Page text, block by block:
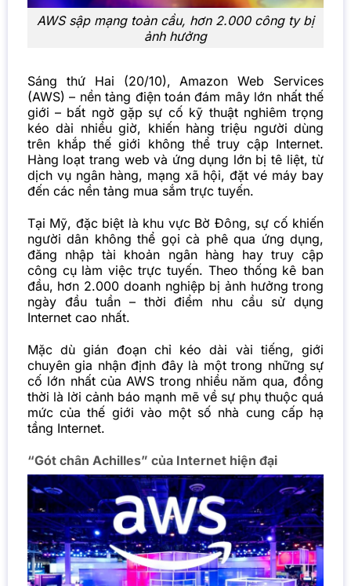
AWS sập mạng toàn cầu, hơn 2.000 công ty bị
ảnh hưởng
Sáng thứ Hai (20/10), Amazon Web Services
(AWS) – nền tảng điện toán đám mây lớn nhất thế
giới – bất ngờ gặp sự cố kỹ thuật nghiêm trọng
kéo dài nhiều giờ, khiến hàng triệu người dùng
trên khắp thế giới không thể truy cập Internet.
Hàng loạt trang web và ứng dụng lớn bị tê liệt, từ
dịch vụ ngân hàng, mạng xã hội, đặt vé máy bay
đến các nền tảng mua sắm trực tuyến.
Tại Mỹ, đặc biệt là khu vực Bờ Đông, sự cố khiến
người dân không thể gọi cà phê qua ứng dụng,
đăng nhập tài khoản ngân hàng hay truy cập
công cụ làm việc trực tuyến. Theo thống kê ban
đầu, hơn 2.000 doanh nghiệp bị ảnh hưởng trong
ngày đầu tuần – thời điểm nhu cầu sử dụng
Internet cao nhất.
Mặc dù gián đoạn chỉ kéo dài vài tiếng, giới
chuyên gia nhận định đây là một trong những sự
cố lớn nhất của AWS trong nhiều năm qua, đồng
thời là lời cảnh báo mạnh mẽ về sự phụ thuộc quá
mức của thế giới vào một số nhà cung cấp hạ
tầng Internet.
“Gót chân Achilles” của Internet hiện đại